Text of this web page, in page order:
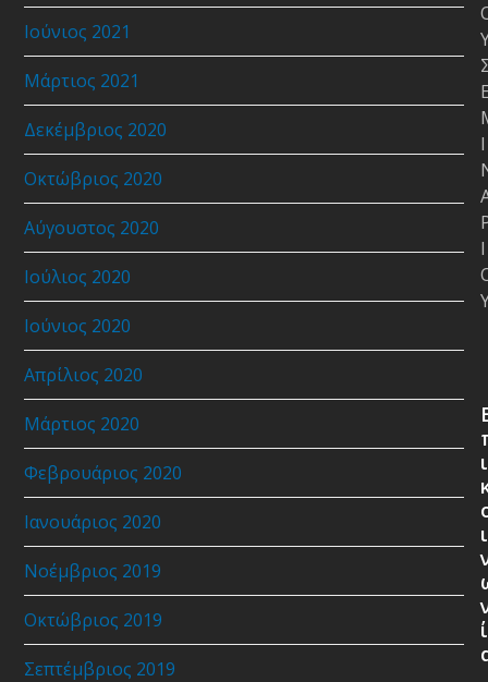
Ιούνιος 2021
Μάρτιος 2021
Δεκέμβριος 2020
Οκτώβριος 2020
Αύγουστος 2020
Ιούλιος 2020
Ιούνιος 2020
Απρίλιος 2020
Μάρτιος 2020
Φεβρουάριος 2020
Ιανουάριος 2020
Νοέμβριος 2019
Οκτώβριος 2019
Σεπτέμβριος 2019
Ι
Ι
ι
ι
ί